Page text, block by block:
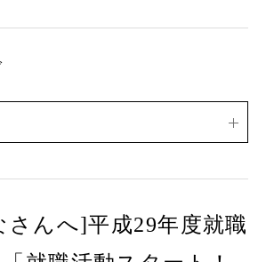
さんへ]平成29年度就職